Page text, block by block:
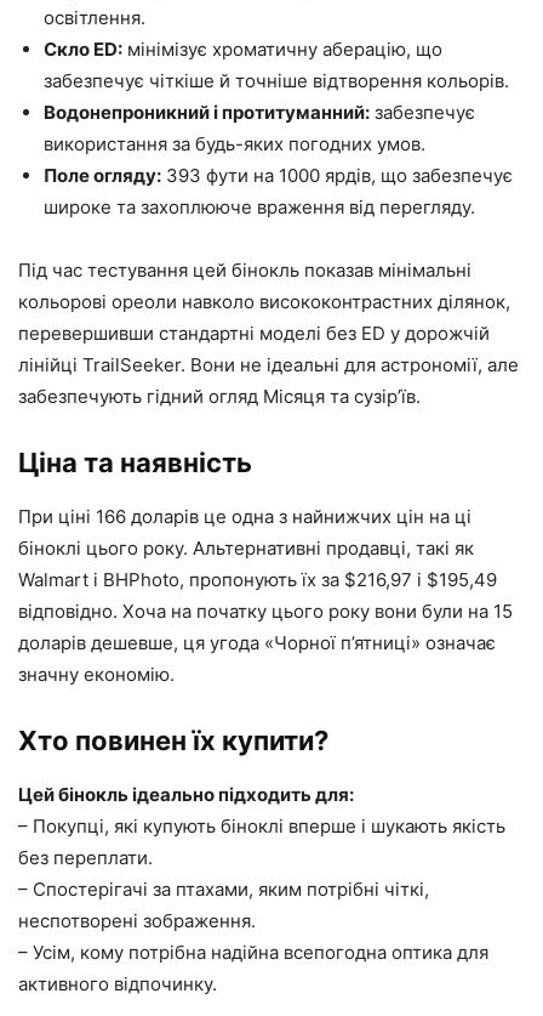
освітлення.
Скло ED: мінімізує хроматичну аберацію, що
забезпечує чіткіше й точніше відтворення кольорів.
Водонепроникний і протитуманний: забезпечує
використання за будь-яких погодних умов.
Поле огляду: 393 фути на 1000 ярдів, що забезпечує
широке та захоплююче враження від перегляду.
Під час тестування цей бінокль показав мінімальні
кольорові ореоли навколо висококонтрастних ділянок,
перевершивши стандартні моделі без ED у дорожчій
лінійці TrailSeeker. Вони не ідеальні для астрономії, але
забезпечують гідний огляд Місяця та сузір’їв.
Ціна та наявність
При ціні 166 доларів це одна з найнижчих цін на ці
біноклі цього року. Альтернативні продавці, такі як
Walmart і BHPhoto, пропонують їх за $216,97 і $195,49
відповідно. Хоча на початку цього року вони були на 15
доларів дешевше, ця угода «Чорної п’ятниці» означає
значну економію.
Хто повинен їх купити?
Цей бінокль ідеально підходить для:
– Покупці, які купують біноклі вперше і шукають якість
без переплати.
– Спостерігачі за птахами, яким потрібні чіткі,
неспотворені зображення.
– Усім, кому потрібна надійна всепогодна оптика для
активного відпочинку.